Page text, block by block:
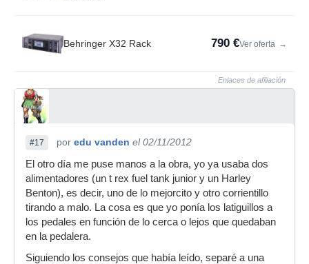
Behringer X32 Rack 790 €Ver oferta →
Enlaces de afiliación
#17 por edu vanden el 02/11/2012
El otro día me puse manos a la obra, yo ya usaba dos
alimentadores (un t rex fuel tank junior y un Harley
Benton), es decir, uno de lo mejorcito y otro corrientillo
tirando a malo. La cosa es que yo ponía los latiguillos a
los pedales en función de lo cerca o lejos que quedaban
en la pedalera.
Siguiendo los consejos que había leído, separé a una